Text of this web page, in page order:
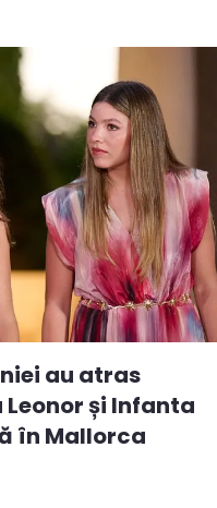
au atras
și Infanta
în Mallorca